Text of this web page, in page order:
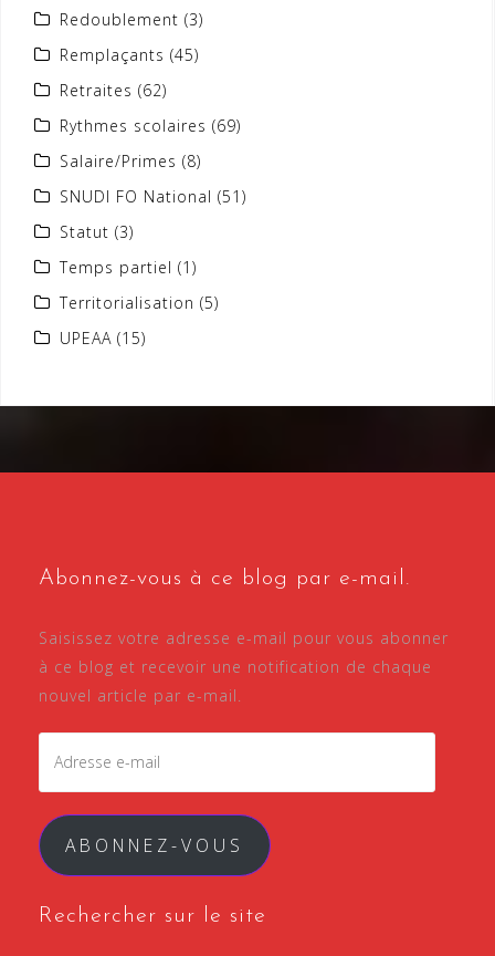
Redoublement (3)
Remplaçants (45)
Retraites (62)
Rythmes scolaires (69)
Salaire/Primes (8)
SNUDI FO National (51)
Statut (3)
Temps partiel (1)
Territorialisation (5)
UPEAA (15)
Abonnez-vous à ce blog par e-mail.
Saisissez votre adresse e-mail pour vous abonner
à ce blog et recevoir une notification de chaque
nouvel article par e-mail.
ABONNEZ-VOUS
Rechercher sur le site